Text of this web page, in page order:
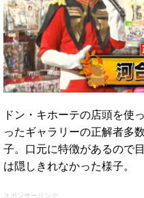
ドン・キホーテの店頭を使
ったギャラリーの正解者多
子。口元に特徴があるので
は隠しきれなかった様子。
スポンサーリンク